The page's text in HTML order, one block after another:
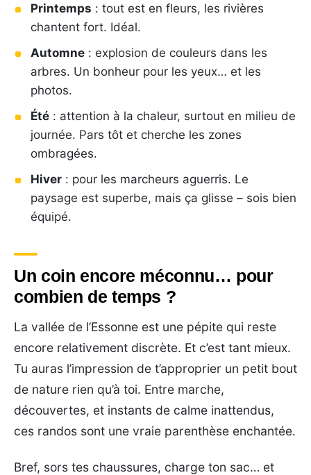
Printemps : tout est en fleurs, les rivières
chantent fort. Idéal.
Automne : explosion de couleurs dans les
arbres. Un bonheur pour les yeux… et les
photos.
Été : attention à la chaleur, surtout en milieu de
journée. Pars tôt et cherche les zones
ombragées.
Hiver : pour les marcheurs aguerris. Le
paysage est superbe, mais ça glisse – sois bien
équipé.
Un coin encore méconnu… pour
combien de temps ?
La vallée de l’Essonne est une pépite qui reste
encore relativement discrète. Et c’est tant mieux.
Tu auras l’impression de t’approprier un petit bout
de nature rien qu’à toi. Entre marche,
découvertes, et instants de calme inattendus,
ces randos sont une vraie parenthèse enchantée.
Bref, sors tes chaussures, charge ton sac… et